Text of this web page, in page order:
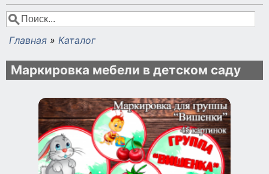
Форма поиска
Поиск
Вы здесь
Главная » Каталог
Маркировка мебели в детском саду